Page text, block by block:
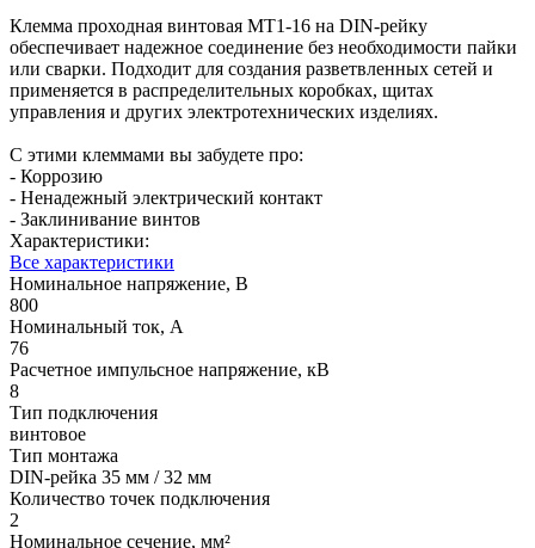
Клемма проходная винтовая MT1-16 на DIN-рейку
обеспечивает надежное соединение без необходимости пайки
или сварки. Подходит для создания разветвленных сетей и
применяется в распределительных коробках, щитах
управления и других электротехнических изделиях.
С этими клеммами вы забудете про:
- Коррозию
- Ненадежный электрический контакт
- Заклинивание винтов
Характеристики:
Все характеристики
Номинальное напряжение, В
800
Номинальный ток, А
76
Расчетное импульсное напряжение, кВ
8
Тип подключения
винтовое
Тип монтажа
DIN-рейка 35 мм / 32 мм
Количество точек подключения
2
Номинальное сечение, мм²